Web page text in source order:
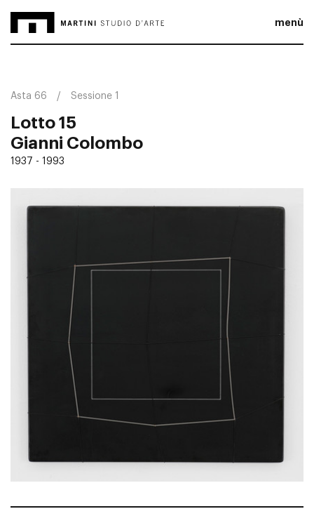
menù
Asta 66 Sessione 1
Lotto 15
Gianni Colombo
1937 - 1993